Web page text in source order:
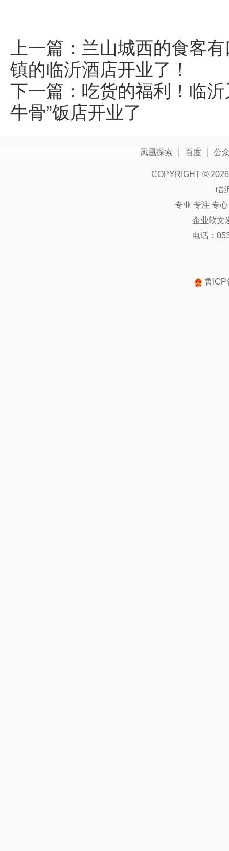
上一篇： 兰山城西的食客
镇的临沂酒店开业了！
下一篇： 吃货的福利！临
牛骨”饭店开业了
凤凰探索 ┊ 百度 ┊ 公
COPYRIGHT ©
临
专业 专注 专
企业软文
电话：
鲁ICP